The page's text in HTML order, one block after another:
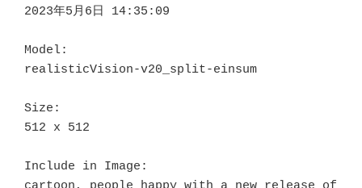
2023年5月6日 14:35:09
Model:
realisticVision-v20_split-einsum
Size:
512 x 512
Include in Image: